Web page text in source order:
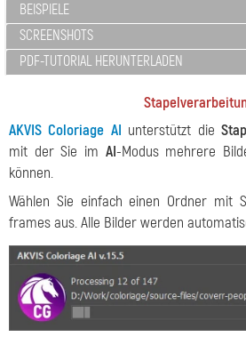
BEISPIELE
SCREENSHOTS
PDF-TUTORIAL HERUNTERLADEN
AKVIS Coloriage AI unterstützt die
mit der Sie im AI-Modus mehrere
können.
Wählen Sie einfach einen Ordner mit
frames aus. Alle Bilder werden